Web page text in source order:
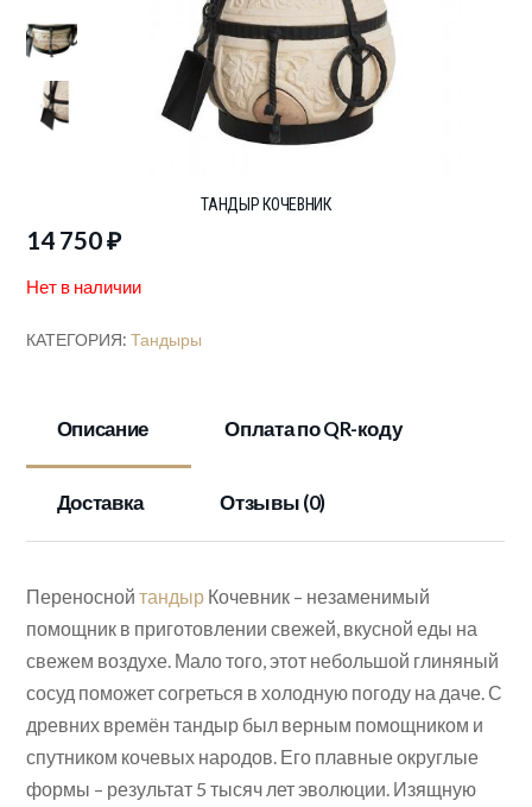
ТАНДЫР КОЧЕВНИК
14 750₽
Нет в наличии
КАТЕГОРИЯ:Тандыры
Описание Оплата по QR-коду
Доставка Отзывы (0)
Переноснойтандыр Кочевник – незаменимый
помощник в приготовлении свежей, вкусной еды на
свежем воздухе. Мало того, этот небольшой глиняный
сосуд поможет согреться в холодную погоду на даче. С
древних времён тандыр был верным помощником и
спутником кочевых народов. Его плавные округлые
формы – результат 5 тысяч лет эволюции. Изящную